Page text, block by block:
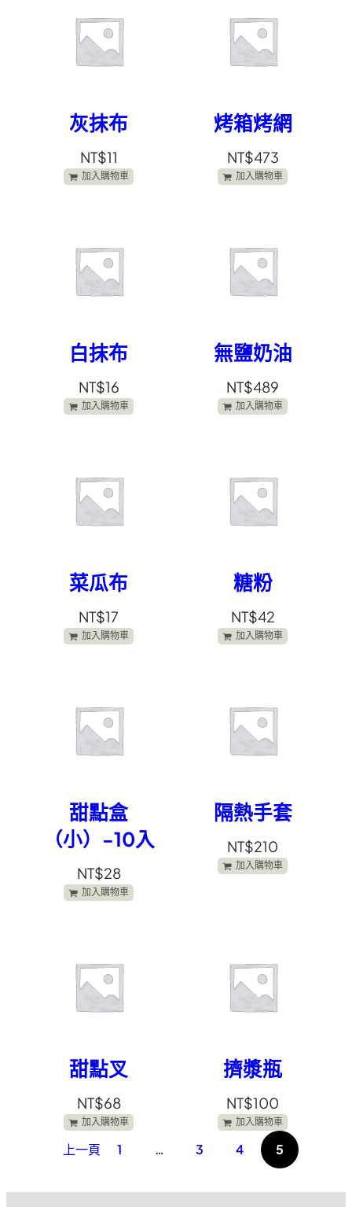
灰抹布
NT$11
加入購物車
烤箱烤網
NT$473
加入購物車
白抹布
NT$16
加入購物車
無鹽奶油
NT$489
加入購物車
菜瓜布
NT$17
加入購物車
糖粉
NT$42
加入購物車
甜點盒
（小）-10入
NT$28
加入購物車
隔熱手套
NT$210
加入購物車
甜點叉
NT$68
加入購物車
擠漿瓶
NT$100
加入購物車
上一頁 1 … 3 4 5